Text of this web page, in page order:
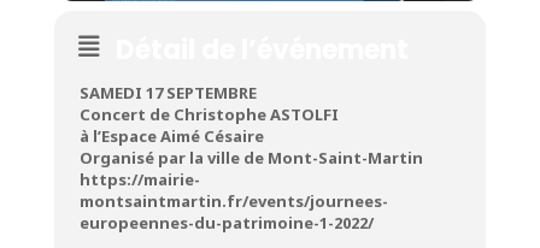
SAMEDI 17 SEPTEMBRE
Concert de Christophe ASTOLFI
à l’Espace Aimé Césaire
Organisé par la ville de Mont-Saint-Martin
https://mairie-
montsaintmartin.fr/events/journees-
europeennes-du-patrimoine-1-2022/